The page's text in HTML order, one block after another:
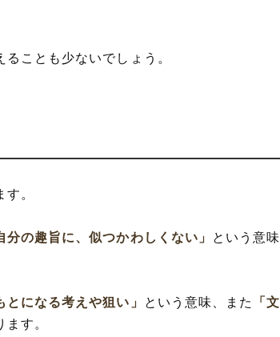
ことも少ないでしょう。
。
分の趣旨に、似つかわしくない」
という意味
とになる考えや狙い」 という意味、また
「文
す。